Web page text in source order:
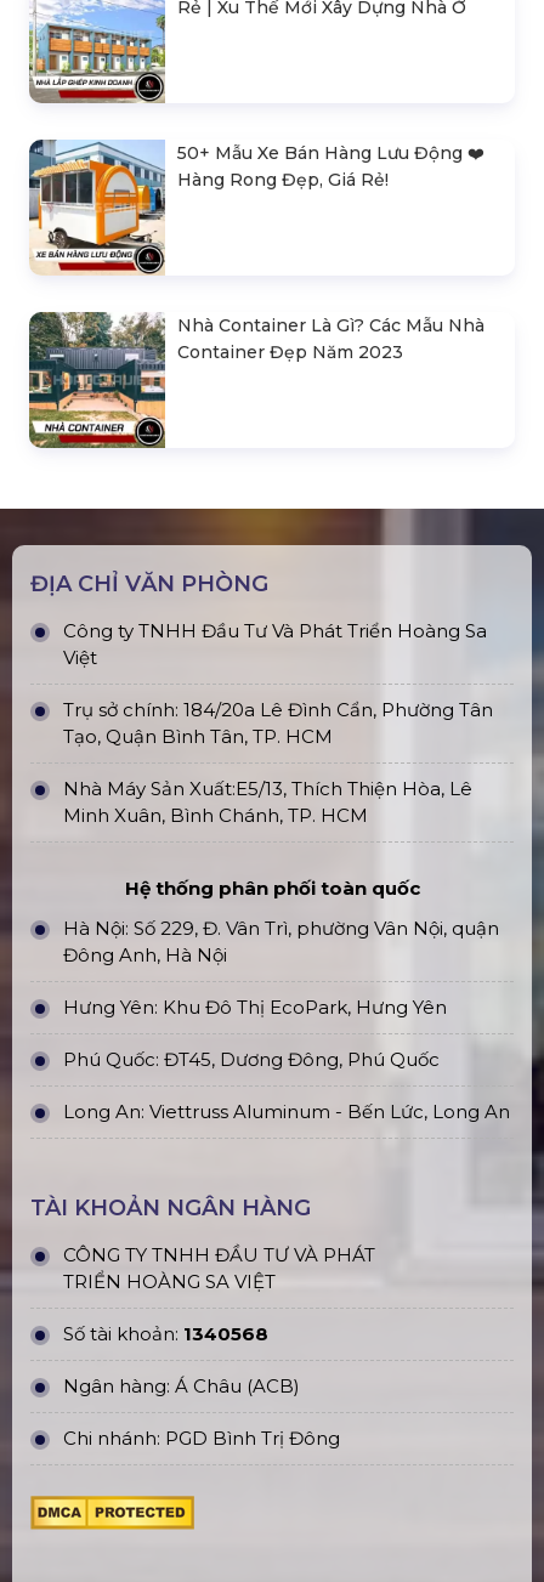
Rẻ | Xu Thế Mới Xây Dựng Nhà Ở
50+ Mẫu Xe Bán Hàng Lưu Động ❤️️
Hàng Rong Đẹp, Giá Rẻ!
Nhà Container Là Gì? Các Mẫu Nhà
Container Đẹp Năm 2023
ĐỊA CHỈ VĂN PHÒNG
Công ty TNHH Đầu Tư Và Phát Triển Hoàng Sa
Việt
Trụ sở chính: 184/20a Lê Đình Cẩn, Phường Tân
Tạo, Quận Bình Tân, TP. HCM
Nhà Máy Sản Xuất:E5/13, Thích Thiện Hòa, Lê
Minh Xuân, Bình Chánh, TP. HCM
Hệ thống phân phối toàn quốc
Hà Nội: Số 229, Đ. Vân Trì, phường Vân Nội, quận
Đông Anh, Hà Nội
Hưng Yên: Khu Đô Thị EcoPark, Hưng Yên
Phú Quốc: ĐT45, Dương Đông, Phú Quốc
Long An: Viettruss Aluminum - Bến Lức, Long An
TÀI KHOẢN NGÂN HÀNG
CÔNG TY TNHH ĐẦU TƯ VÀ PHÁT
TRIỂN HOÀNG SA VIỆT
Số tài khoản: 1340568
Ngân hàng: Á Châu (ACB)
Chi nhánh: PGD Bình Trị Đông